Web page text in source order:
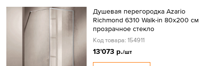
Душевая перегородка Azario
Richmond 6310 Walk-in 80х200 см
прозрачное стекло
Код товара: 154911
13'073 р./шт